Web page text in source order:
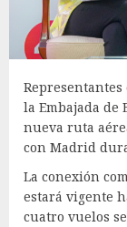
la Embajada de
nueva ruta
con Madrid
La conexión
estará vigente
cuatro vuelos